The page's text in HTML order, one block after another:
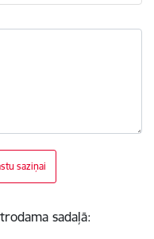
saziņai
sadaļā: